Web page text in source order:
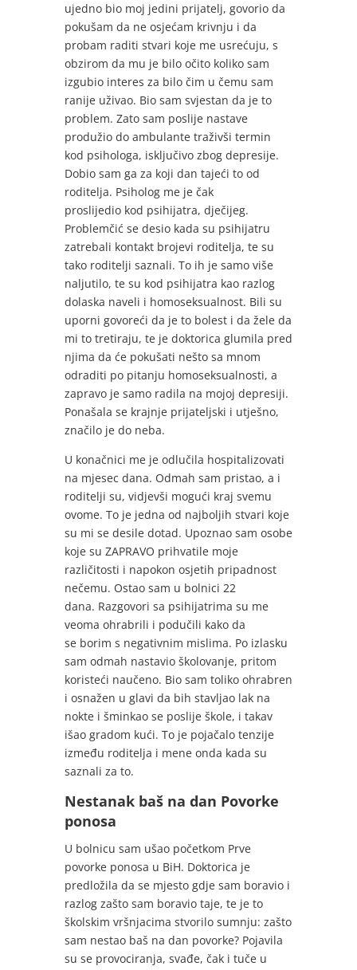
ujedno bio moj jedini prijatelj, govorio da
pokušam da ne osjećam krivnju i da
probam raditi stvari koje me usrećuju, s
obzirom da mu je bilo očito koliko sam
izgubio interes za bilo čim u čemu sam
ranije uživao. Bio sam svjestan da je to
problem. Zato sam poslije nastave
produžio do ambulante traživši termin
kod psihologa, isključivo zbog depresije.
Dobio sam ga za koji dan tajeći to od
roditelja. Psiholog me je čak
proslijedio kod psihijatra, dječijeg.
Problemčić se desio kada su psihijatru
zatrebali kontakt brojevi roditelja, te su
tako roditelji saznali. To ih je samo više
naljutilo, te su kod psihijatra kao razlog
dolaska naveli i homoseksualnost. Bili su
uporni govoreći da je to bolest i da žele da
mi to tretiraju, te je doktorica glumila pred
njima da će pokušati nešto sa mnom
odraditi po pitanju homoseksualnosti, a
zapravo je samo radila na mojoj depresiji.
Ponašala se krajnje prijateljski i utješno,
značilo je do neba.
U konačnici me je odlučila hospitalizovati
na mjesec dana. Odmah sam pristao, a i
roditelji su, vidjevši mogući kraj svemu
ovome. To je jedna od najboljih stvari koje
su mi se desile dotad. Upoznao sam osobe
koje su ZAPRAVO prihvatile moje
različitosti i napokon osjetih pripadnost
nečemu. Ostao sam u bolnici 22
dana. Razgovori sa psihijatrima su me
veoma ohrabrili i podučili kako da
se borim s negativnim mislima. Po izlasku
sam odmah nastavio školovanje, pritom
koristeći naučeno. Bio sam toliko ohrabren
i osnažen u glavi da bih stavljao lak na
nokte i šminkao se poslije škole, i takav
išao gradom kući. To je pojačalo tenzije
između roditelja i mene onda kada su
saznali za to.
Nestanak baš na dan Povorke
ponosa
U bolnicu sam ušao početkom Prve
povorke ponosa u BiH. Doktorica je
predložila da se mjesto gdje sam boravio i
razlog zašto sam boravio taje, te je to
školskim vršnjacima stvorilo sumnju: zašto
sam nestao baš na dan povorke? Pojavila
su se provociranja, svađe, čak i tuče u